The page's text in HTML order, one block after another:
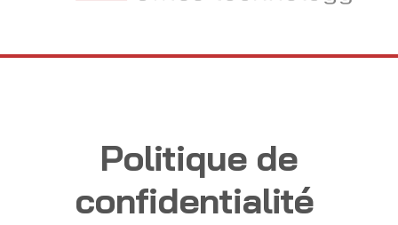
Politique de
confidentialité